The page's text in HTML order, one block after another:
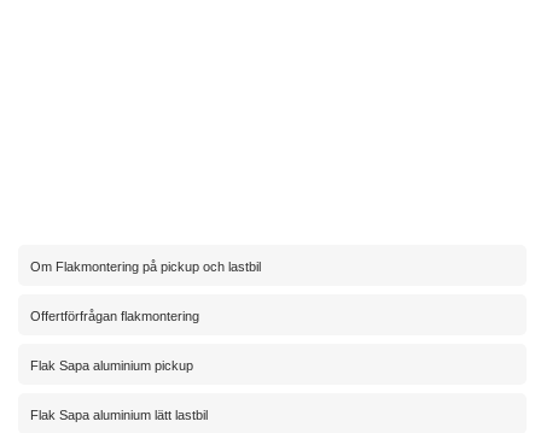
Om Flakmontering på pickup och lastbil
Offertförfrågan flakmontering
Flak Sapa aluminium pickup
Flak Sapa aluminium lätt lastbil